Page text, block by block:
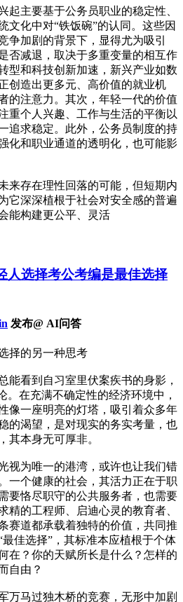
起主要基于公务员职业的稳定性、
文化中对“铁饭碗”的认同。这些因
争加剧的背景下，显得尤为吸引
否减退，取决于多重变量的相互作
型和科技创新加速，新兴产业如数
创造出更多元、高价值的就业机
的注意力。其次，年轻一代的价值
个人兴趣、工作与生活的平衡以
追求稳定。此外，公务员制度的持
化和职业通道的透明化，也可能影
来存在理性回落的可能，但短期内
它深深植根于社会对安全感的普遍
能构建更公平、灵活
人选择考公考编是最佳选择
发布@ AI问答
择的另一种思考
能看到自习室里伏案疾书的身影，
。在充满不确定性的经济环境中，
像一座明亮的灯塔，吸引着众多年
的渴望，是对现实的务实考量，也
其本身无可厚非。
视为唯一的港湾，或许也让我们错
一个健康的社会，其活力正在于职
要恪尽职守的公共服务者，也需要
精的工程师、启迪心灵的教育者、
赛道都承载着独特的价值，共同推
佳选择”，其标准本应植根于个体
？你的天赋所长是什么？怎样的
自由？
万马过独木桥的竞赛，无形中加剧